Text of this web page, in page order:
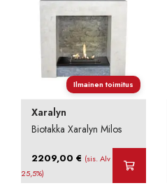
Ilmainen toimitus
Xaralyn
Biotakka Xaralyn Milos
2209,00€ (sis. Alv
25,5%)